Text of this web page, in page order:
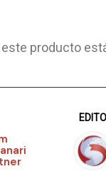
este producto